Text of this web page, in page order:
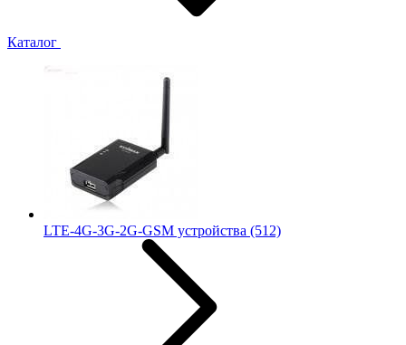
Каталог
LTE-4G-3G-2G-GSM устройства (512)